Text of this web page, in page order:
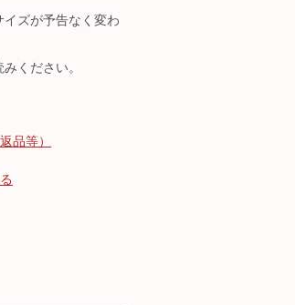
ズが予告なく変わ
ください。
品等）